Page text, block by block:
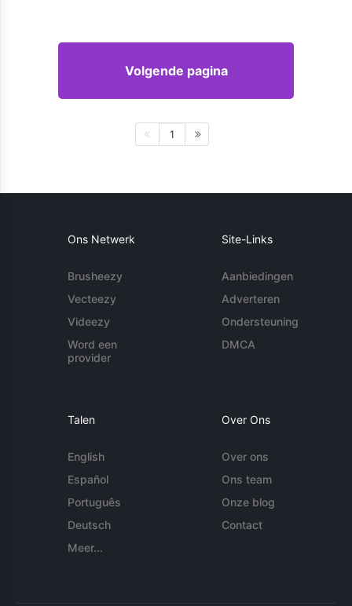
Volgende pagina
1
Ons Netwerk
Brusheezy
Vecteezy
Videezy
Word een
provider
Site-Links
Aanbiedingen
Adverteren
Ondersteuning
DMCA
Talen
English
Español
Português
Deutsch
Meer...
Over Ons
Over ons
Ons team
Onze blog
Contact